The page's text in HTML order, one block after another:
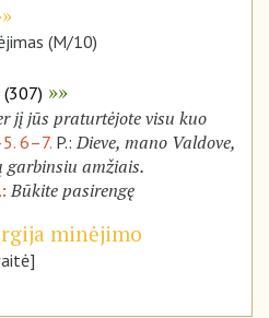
(M/10)
(307)
jį jūs praturtėjote visu kuo
6–7. P.:Dieve, mano Valdove,
garbinsiu amžiais.
Būkite pasirengę
minėjimo